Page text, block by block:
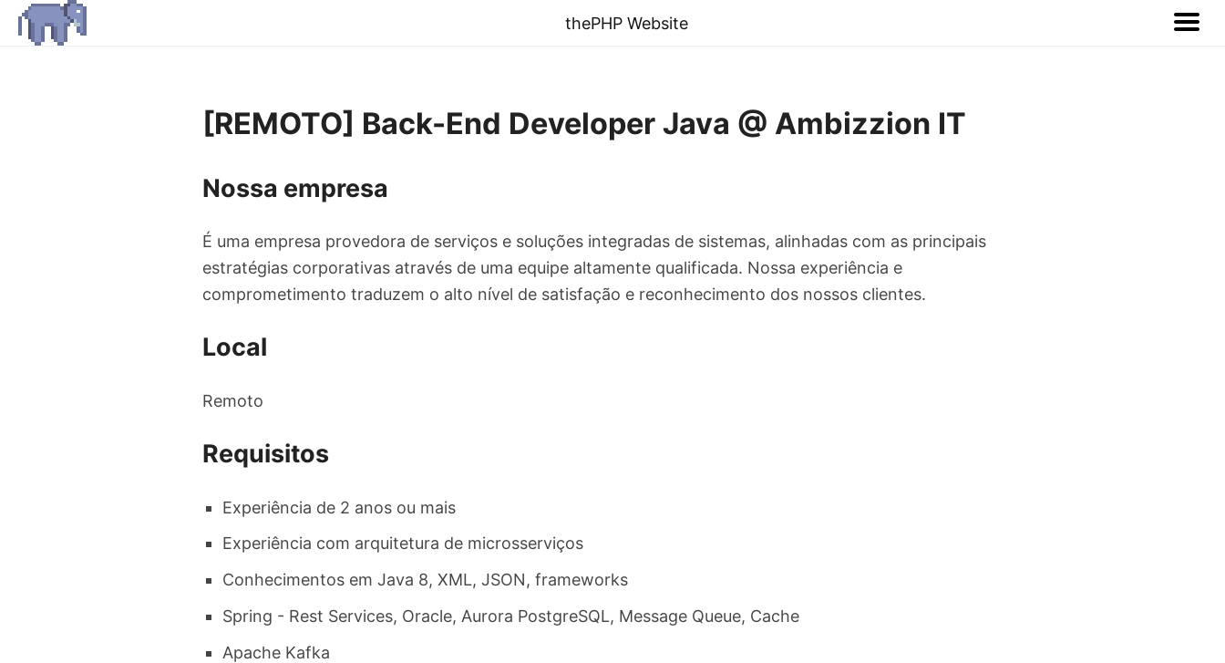
thePHP Website
[REMOTO] Back-End Developer Java @ Ambizzion IT
Nossa empresa
É uma empresa provedora de serviços e soluções integradas de sistemas, alinhadas com as principais
estratégias corporativas através de uma equipe altamente qualificada. Nossa experiência e
comprometimento traduzem o alto nível de satisfação e reconhecimento dos nossos clientes.
Local
Remoto
Requisitos
Experiência de 2 anos ou mais
Experiência com arquitetura de microsserviços
Conhecimentos em Java 8, XML, JSON, frameworks
Spring - Rest Services, Oracle, Aurora PostgreSQL, Message Queue, Cache
Apache Kafka